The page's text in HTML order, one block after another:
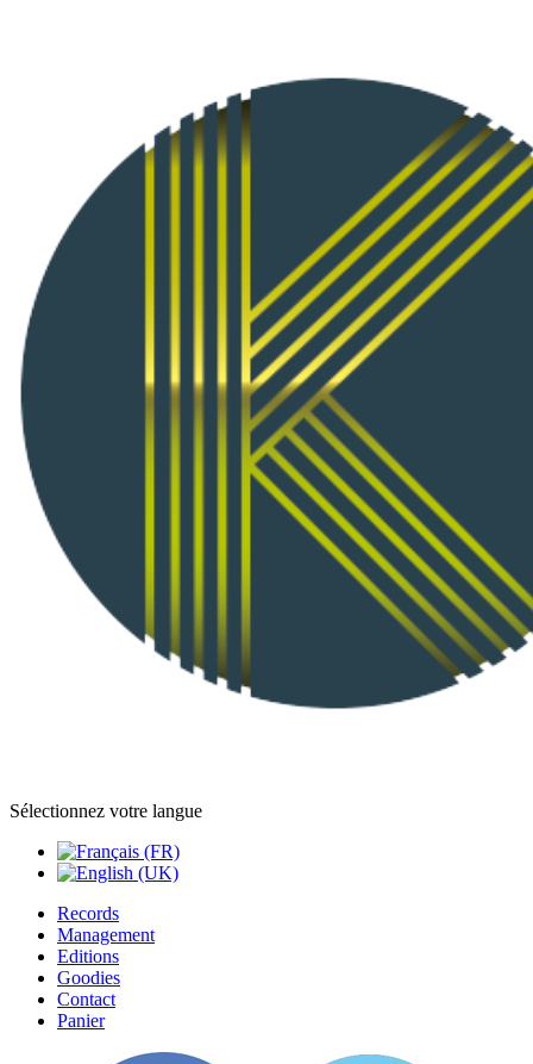
Sélectionnez votre langue
Records
Management
Editions
Goodies
Contact
Panier